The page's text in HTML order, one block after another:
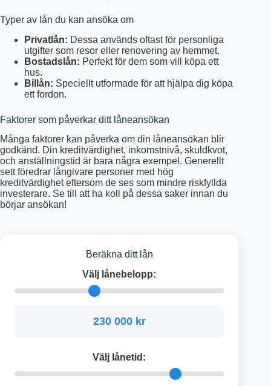
Typer av lån du kan ansöka om
Privatlån: Dessa används oftast för personliga
utgifter som resor eller renovering av hemmet.
Bostadslån: Perfekt för dem som vill köpa ett
hus.
Billån: Speciellt utformade för att hjälpa dig köpa
ett fordon.
Faktorer som påverkar ditt låneansökan
Många faktorer kan påverka om din låneansökan blir
godkänd. Din kreditvärdighet, inkomstnivå, skuldkvot,
och anställningstid är bara några exempel. Generellt
sett föredrar långivare personer med hög
kreditvärdighet eftersom de ses som mindre riskfyllda
investerare. Se till att ha koll på dessa saker innan du
börjar ansökan!
Beräkna ditt lån
Välj lånebelopp:
230 000 kr
Välj lånetid: